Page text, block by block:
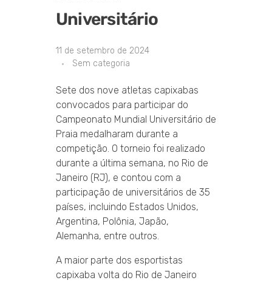
Universitário
11 de setembro de 2024
Sem categoria
Sete dos nove atletas capixabas
convocados para participar do
Campeonato Mundial Universitário de
Praia medalharam durante a
competição. O torneio foi realizado
durante a última semana, no Rio de
Janeiro (RJ), e contou com a
participação de universitários de 35
países, incluindo Estados Unidos,
Argentina, Polônia, Japão,
Alemanha, entre outros.
A maior parte dos esportistas
capixaba volta do Rio de Janeiro